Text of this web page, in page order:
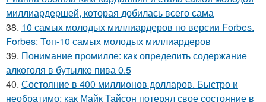
миллиардершей, которая добилась всего сама
38. 10 самых молодых миллиардеров по версии Forbes.
Forbes: Топ-10 самых молодых миллиардеров
39. Понимание промилле: как определить содержание
алкоголя в бутылке пива 0.5
40. Состояние в 400 миллионов долларов. Быстро и
необратимо: как Майк Тайсон потерял свое состояние в